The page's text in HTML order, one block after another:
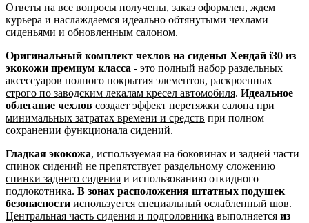
Ответы на все вопросы получены, заказ оформлен, ждем
курьера и наслаждаемся идеально обтянутыми чехлами
сиденьями и обновленным салоном.
Оригинальный комплект чехлов на сиденья Хендай i30 из
экокожи премиум класса - это полный набор раздельных
аксессуаров полного покрытия элементов, раскроенных
строго по заводским лекалам кресел автомобиля. Идеальное
облегание чехлов создает эффект перетяжки салона при
минимальных затратах времени и средств при полном
сохранении функционала сидений.
Гладкая экокожа, используемая на боковинах и задней части
спинок сидений не препятствует раздельному сложению
спинки заднего сидения и использованию откидного
подлокотника. В зонах расположения штатных подушек
безопасности используется специальный ослабленный шов.
Центральная часть сидения и подголовника выполняется из